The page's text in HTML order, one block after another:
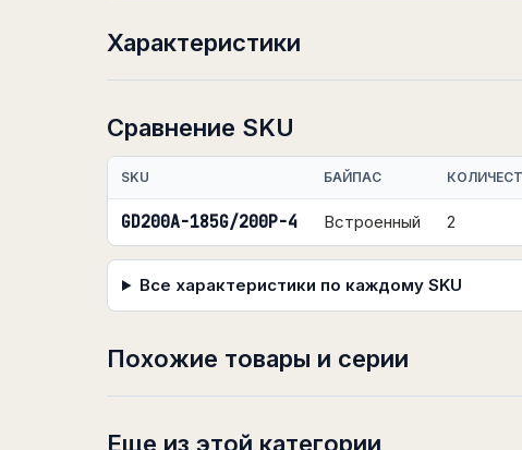
Характеристики
Сравнение SKU
SKU БАЙПАС
GD200A-185G/200P-4 Встроенный 2
Все характеристики по каждому SKU
Похожие товары и серии
Еще из этой категории